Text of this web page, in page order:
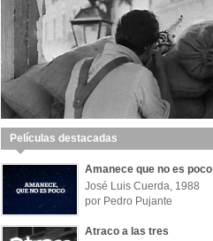
Películas destacadas
Amanece que no es poco
José Luis Cuerda, 1988
por Pedro Pujante
Atraco a las tres